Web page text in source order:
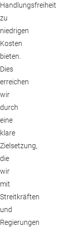
Handlungsfreiheit
zu
niedrigen
Kosten
bieten.
Dies
erreichen
wir
durch
eine
klare
Zielsetzung,
die
wir
mit
Streitkräften
und
Regierungen